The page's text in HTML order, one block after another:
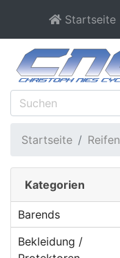
Startseite
Startseite Reifen
Kategorien
Barends
Bekleidung /